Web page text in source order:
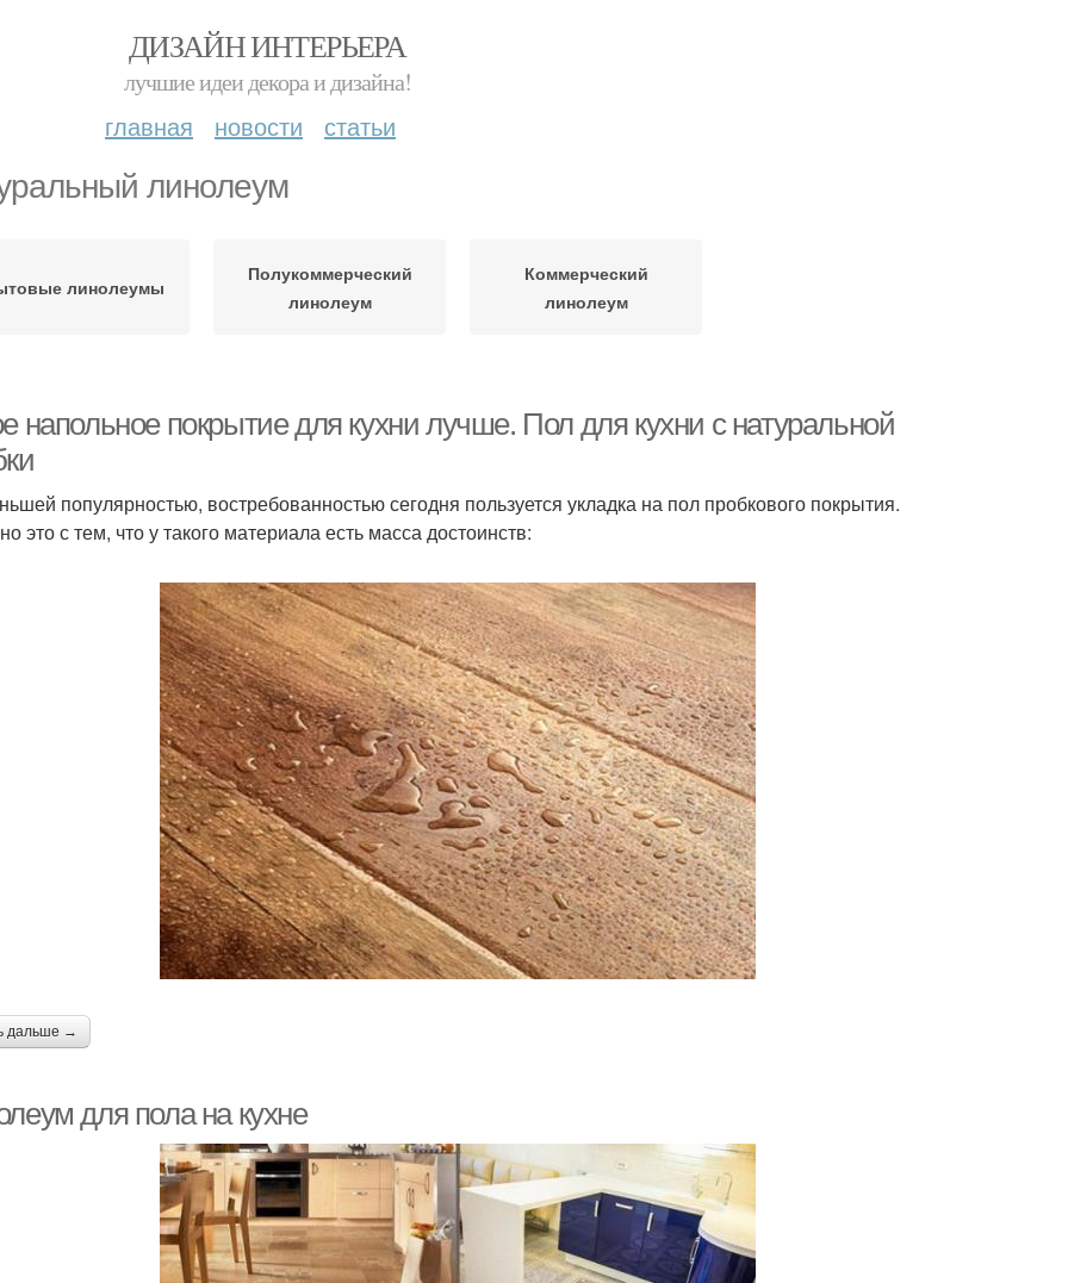
ДИЗАЙН ИНТЕРЬЕРА
лучшие идеи декора и дизайна!
главная новости статьи
линолеум
линолеумы
Полукоммерческий
линолеум
Коммерческий
линолеум
напольное покрытие для кухни лучше. Пол для кухни с натуральной
популярностью, востребованностью сегодня пользуется укладка на пол пробкового покрытия.
это с тем, что у такого материала есть масса достоинств:
дальше →
для пола на кухне